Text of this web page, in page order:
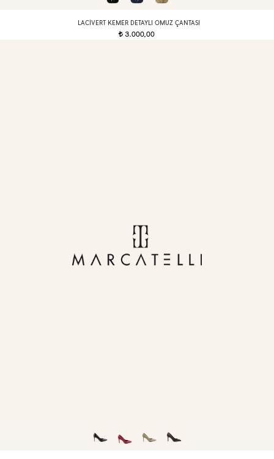
LACIVERT KEMER DETAYLI OMUZ ÇANTASI
t3.000,00